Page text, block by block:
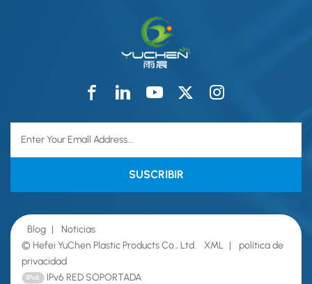
Blog |
Noticias
© Hefei YuChen Plastic Products Co., Ltd.
XML |
política de
privacidad
IPv6 RED SOPORTADA